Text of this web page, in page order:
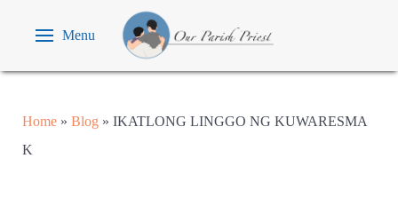
Menu
Home » Blog » IKATLONG LINGGO NG KUWARESMA
K